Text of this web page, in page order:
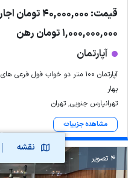
نقشه
قیمت: 40,000,000 تومان اجاره
1,000,000,000 تومان رهن
آپارتمان
آپارتمان 100 متر دو خواب فول فرعی های
بهار
تهرانپارس جنوبی, تهران
مشاهده جزییات
4 تصویر